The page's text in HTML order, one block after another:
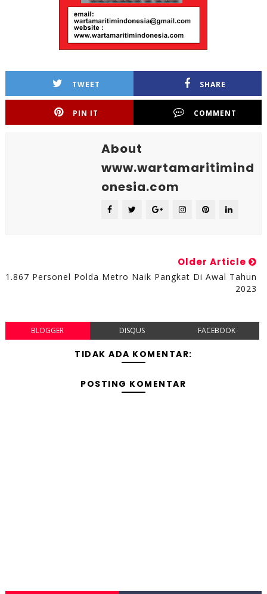
TWEET SHARE
PIN IT COMMENT
About
www.wartamaritimind
onesia.com
Older Article
1.867 Personel Polda Metro Naik Pangkat Di Awal Tahun
2023
BLOGGER DISQUS FACEBOOK
TIDAK ADA KOMENTAR:
POSTING KOMENTAR